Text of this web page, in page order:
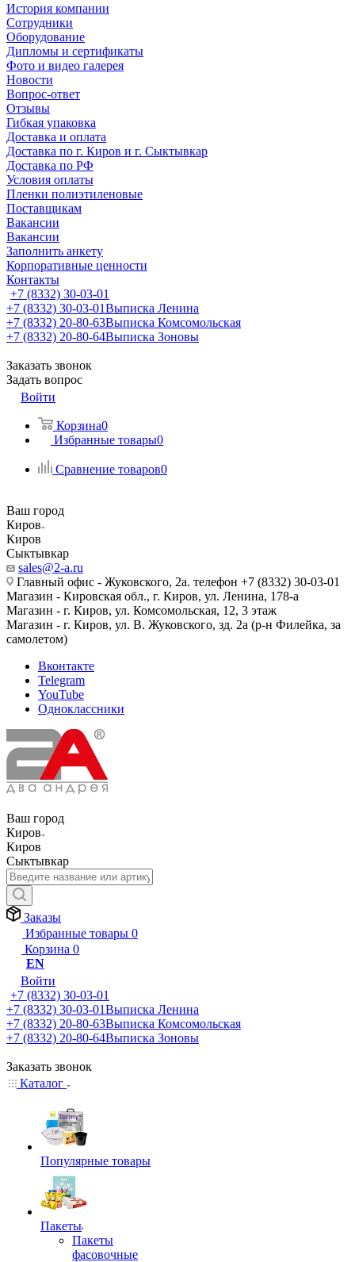
История компании
Сотрудники
Оборудование
Дипломы и сертификаты
Фото и видео галерея
Новости
Вопрос-ответ
Отзывы
Гибкая упаковка
Доставка и оплата
Доставка по г. Киров и г. Сыктывкар
Доставка по РФ
Условия оплаты
Пленки полиэтиленовые
Поставщикам
Вакансии
Вакансии
Заполнить анкету
Корпоративные ценности
Контакты
+7 (8332) 30-03-01
+7 (8332) 30-03-01Выписка Ленина
+7 (8332) 20-80-63Выписка Комсомольская
+7 (8332) 20-80-64Выписка Зоновы
Заказать звонок
Задать вопрос
Войти
Корзина0
Избранные товары0
Сравнение товаров0
Ваш город
Киров
Киров
Сыктывкар
sales@2-a.ru
Главный офис - Жуковского, 2а. телефон +7 (8332) 30-03-01
Магазин - Кировская обл., г. Киров, ул. Ленина, 178-а
Магазин - г. Киров, ул. Комсомольская, 12, 3 этаж
Магазин - г. Киров, ул. В. Жуковского, зд. 2а (р-н Филейка, за
самолетом)
Вконтакте
Telegram
YouTube
Одноклассники
Ваш город
Киров
Киров
Сыктывкар
Заказы
Избранные товары 0
Корзина 0
EN
Войти
+7 (8332) 30-03-01
+7 (8332) 30-03-01Выписка Ленина
+7 (8332) 20-80-63Выписка Комсомольская
+7 (8332) 20-80-64Выписка Зоновы
Заказать звонок
Каталог
Популярные товары
Пакеты
Пакеты
фасовочные